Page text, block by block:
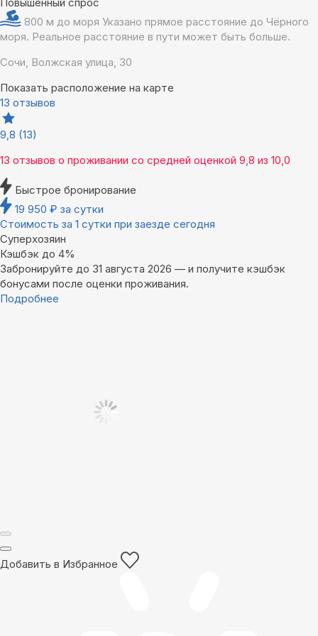
Повышенный спрос
800 м до моря Указано прямое расстояние до Чёрного
моря. Реальное расстояние в пути может быть больше.
Сочи, Волжская улица, 30
Показать расположение на карте
13 отзывов
9,8 (13)
13 отзывов о проживании со средней оценкой 9,8 из 10,0
Быстрое бронирование
19 950 ₽ за сутки
Стоимость за 1 сутки при заезде сегодня
Суперхозяин
Кэшбэк до 4%
Забронируйте до 31 августа 2026 — и получите кэшбэк
бонусами после оценки проживания.
Подробнее
Добавить в Избранное